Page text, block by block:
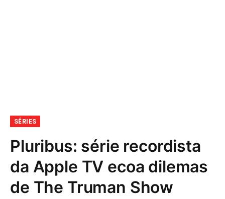
SÉRIES
Pluribus: série recordista
da Apple TV ecoa dilemas
de The Truman Show